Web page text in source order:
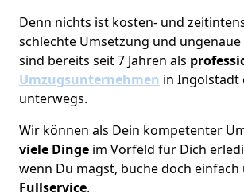
Denn nichts ist kosten- und
schlechte Umsetzung und
sind bereits seit 7 Jahren als
Umzugsunternehmen in Ingolstadt
unterwegs.
Wir können als Dein kompetenter
viele Dinge im Vorfeld für Dich
wenn Du magst, buche doch einfach
Fullservice.